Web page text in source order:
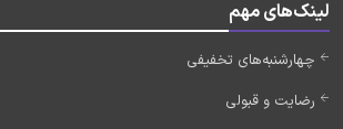
لینک‌های مهم
چهارشنبه‌های تخفیفی
رضایت و قبولی